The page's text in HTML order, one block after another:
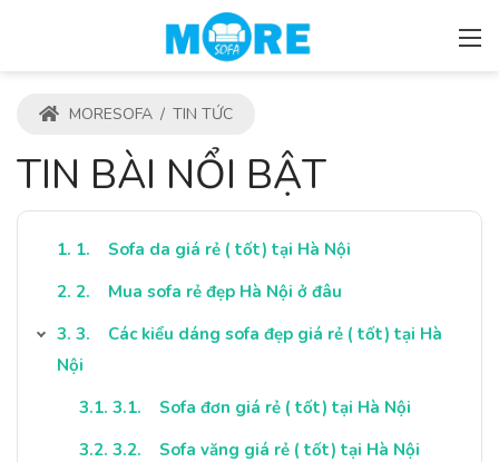
MORESOFA / TIN TỨC
TIN BÀI NỔI BẬT
1. Sofa da giá rẻ ( tốt) tại Hà Nội
2. Mua sofa rẻ đẹp Hà Nội ở đâu
3. Các kiểu dáng sofa đẹp giá rẻ ( tốt) tại Hà
Nội
3.1. Sofa đơn giá rẻ ( tốt) tại Hà Nội
3.2. Sofa văng giá rẻ ( tốt) tại Hà Nội